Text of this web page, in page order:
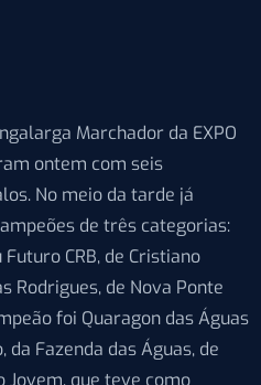
Marchador da EXPO
ontem com seis
No meio da tarde já
de três categorias:
CRB, de Cristiano
Rodrigues, de Nova Ponte
foi Quaragon das Águas
da Fazenda das Águas, de
Jovem, que teve como